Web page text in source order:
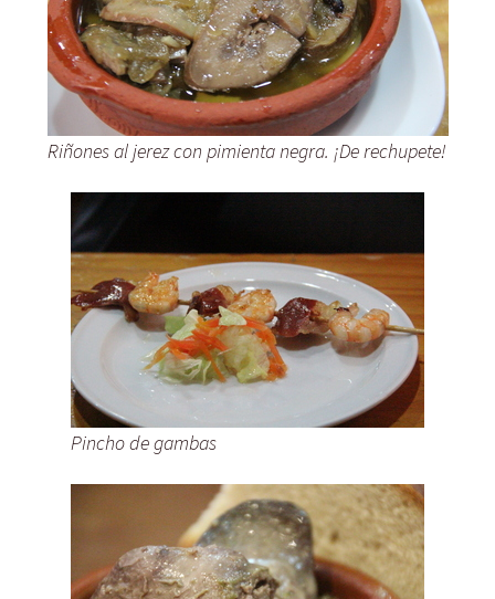
Riñones al jerez con pimienta negra. ¡De rechupete!
Pincho de gambas